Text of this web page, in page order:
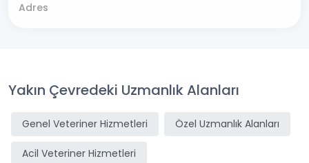
Adres
Yakın Çevredeki Uzmanlık Alanları
Genel Veteriner Hizmetleri Özel Uzmanlık Alanları
Acil Veteriner Hizmetleri